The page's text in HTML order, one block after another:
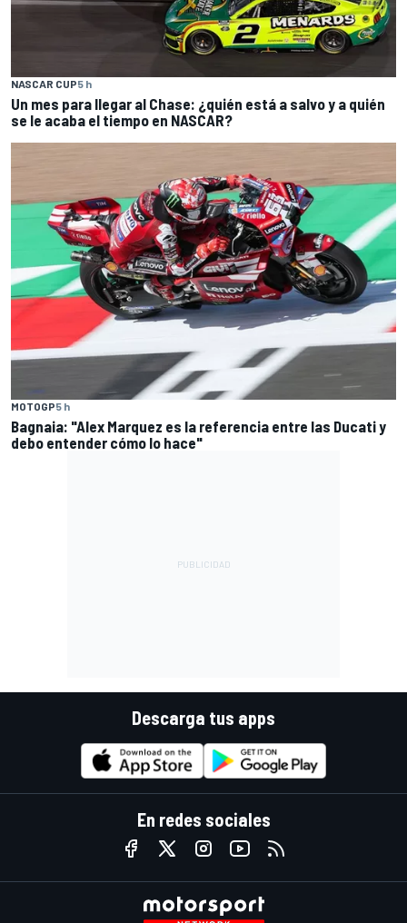
NASCAR CUP5 h
Un mes para llegar al Chase: ¿quién está a salvo y a quién
se le acaba el tiempo en NASCAR?
MOTOGP5 h
Bagnaia: "Alex Marquez es la referencia entre las Ducati y
debo entender cómo lo hace"
Descarga tus apps
En redes sociales